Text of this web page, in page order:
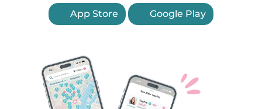
App Store Google Play